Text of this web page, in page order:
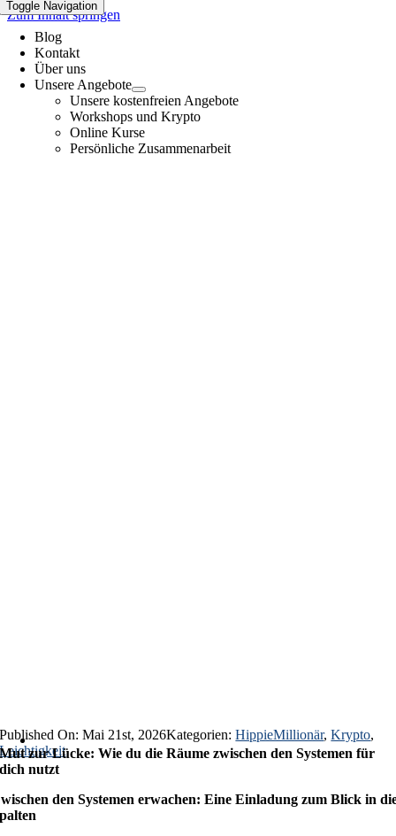
Zum Inhalt springen
Toggle Navigation
Blog
Kontakt
Über uns
Unsere Angebote
Unsere kostenfreien Angebote
Workshops und Krypto
Online Kurse
Persönliche Zusammenarbeit
Published On: Mai 21st, 2026Kategorien:HippieMillionär,Krypto,
Leichtigkeit
Mut zur Lücke: Wie du die Räume zwischen den Systemen für
dich nutzt
den Systemen erwachen: Eine Einladung zum Blick in